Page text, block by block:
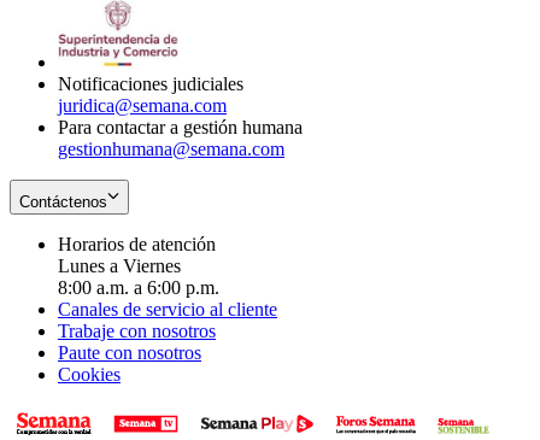
Notificaciones judiciales
juridica@semana.com
Para contactar a gestión humana
gestionhumana@semana.com
Contáctenos
Horarios de atención
Lunes a Viernes
8:00 a.m. a 6:00 p.m.
Canales de servicio al cliente
Trabaje con nosotros
Paute con nosotros
Cookies